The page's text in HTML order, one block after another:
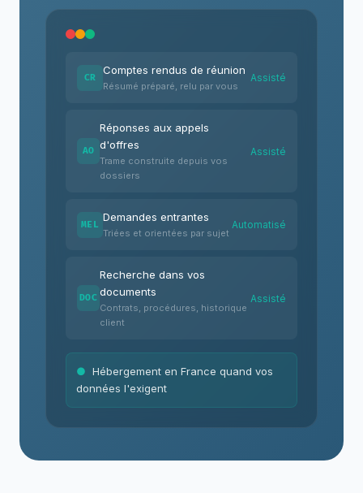
CR
Comptes rendus de réunion
Résumé préparé, relu par vous
Assisté
AO
Réponses aux appels
d'offres
Trame construite depuis vos
dossiers
Assisté
MEL
Demandes entrantes
Triées et orientées par sujet
Automatisé
DOC
Recherche dans vos
documents
Contrats, procédures, historique
client
Assisté
● Hébergement en France quand vos
données l'exigent